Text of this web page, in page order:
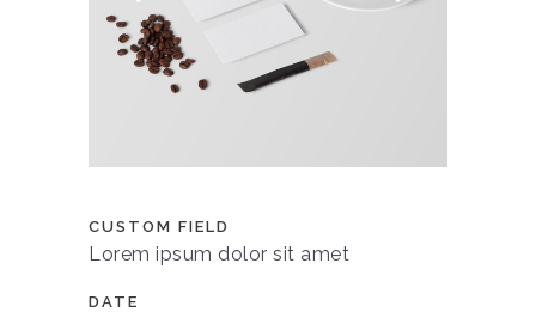
CUSTOM FIELD
Lorem ipsum dolor sit amet
DATE